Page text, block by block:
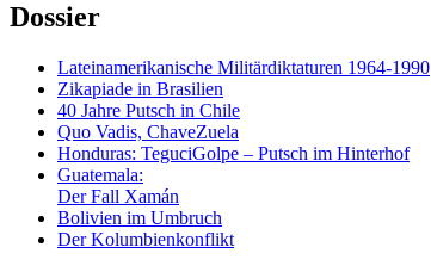
Dossier
Lateinamerikanische Militärdiktaturen 1964-1990
Zikapiade in Brasilien
40 Jahre Putsch in Chile
Quo Vadis, ChaveZuela
Honduras: TeguciGolpe – Putsch im Hinterhof
Guatemala:
Der Fall Xamán
Bolivien im Umbruch
Der Kolumbienkonflikt